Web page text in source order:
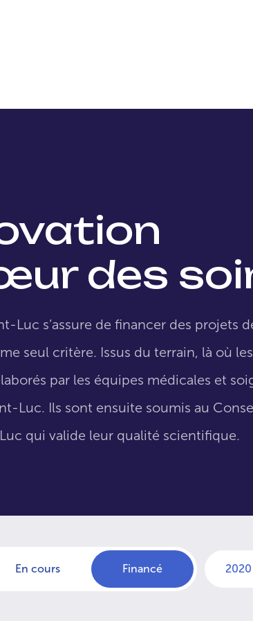
des
Luc s’assure de financer des projets
seul critère. Issus du terrain, là où
par les équipes médicales et
Luc. Ils sont ensuite soumis au
qui valide leur qualité scientifique.
En cours Financé 2020